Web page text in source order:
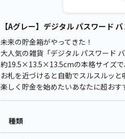
【Aグレー】デジタル パスワード
未来の貯金箱がやってきた！
大人気の雑貨「デジタル パスワード
約19.5×13.5×13.5cmの本格サイズで
お札を近づけると自動でスルスルッ
楽しく貯金を始めたいあなたに超おす
種類